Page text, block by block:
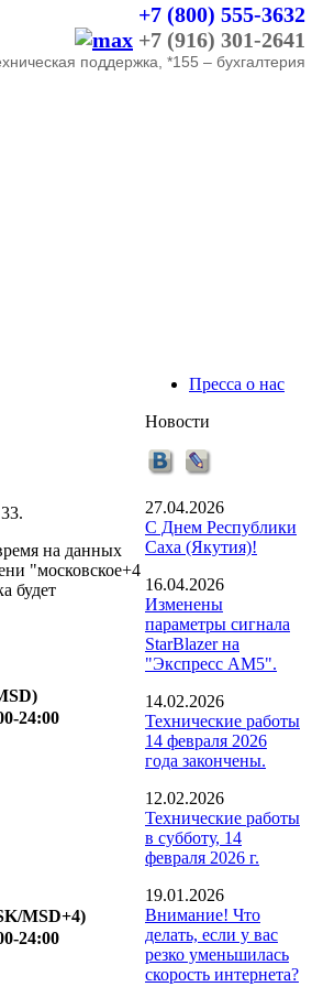
+7 (800) 555-3632
+7 (916) 301-2641
поддержка, *155 – бухгалтерия
на данных
"московское+4
будет
24:00
MSD+4)
24:00
Пресса о нас
Новости
27.04.2026
С Днем Республики
Саха (Якутия)!
16.04.2026
Изменены
параметры сигнала
StarBlazer на
"Экспресс АМ5".
14.02.2026
Технические работы
14 февраля 2026
года закончены.
12.02.2026
Технические работы
в субботу, 14
февраля 2026 г.
19.01.2026
Внимание! Что
делать, если у вас
резко уменьшилась
скорость интернета?